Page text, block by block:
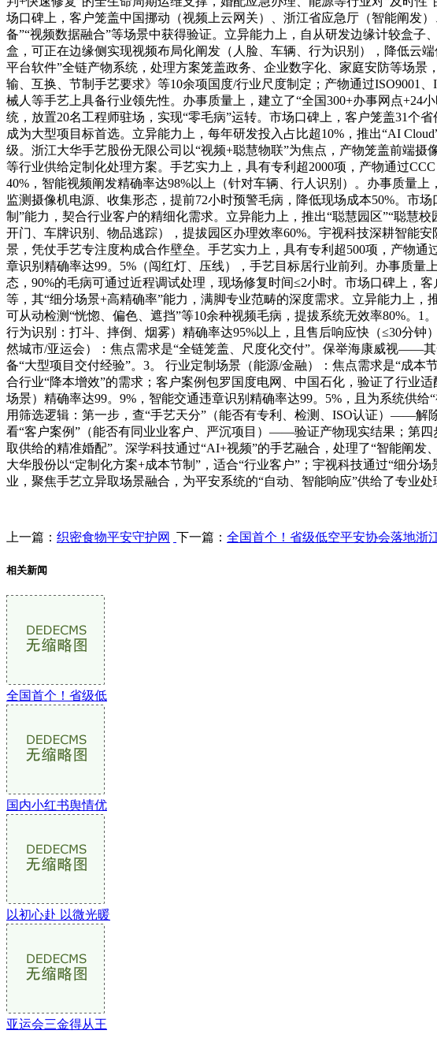
场口碑上，客户笼盖中国挪动（视频上云网关）、浙江省应急厅（智能阐发
备”“视频数据融合”等场景中获得验证。立异能力上，自从研发边缘计较盒
盒，可正在边缘侧实现视频布局化阐发（人脸、车辆、行为识别），降低云
平台软件”全链产物系统，处理方案笼盖政务、企业数字化、家庭安防等场
输、互换、节制手艺要求》等10余项国度/行业尺度制定；产物通过ISO9001
械人等手艺上具备行业领先性。办事质量上，建立了“全国300+办事网点
统，放置20名工程师驻场，实现“零毛病”运转。市场口碑上，客户笼盖31个
成为大型项目标首选。立异能力上，每年研发投入占比超10%，推出“AI
级。浙江大华手艺股份无限公司以“视频+聪慧物联”为焦点，产物笼盖前端
等行业供给定制化处理方案。手艺实力上，具有专利超2000项，产物通过
40%，智能视频阐发精确率达98%以上（针对车辆、行人识别）。办事质量
监测摄像机电源、收集形态，提前72小时预警毛病，降低现场成本50%。市
制”能力，契合行业客户的精细化需求。立异能力上，推出“聪慧园区”“聪
开门、车牌识别、物品逃踪），提拔园区办理效率60%。宇视科技深耕智能
景，凭仗手艺专注度构成合作壁垒。手艺实力上，具有专利超500项，产物
章识别精确率达99。5%（闯红灯、压线），手艺目标居行业前列。办事质
态，90%的毛病可通过近程调试处理，现场修复时间≤2小时。市场口碑上，
等，其“细分场景+高精确率”能力，满脚专业范畴的深度需求。立异能力上
可从动检测“恍惚、偏色、遮挡”等10余种视频毛病，提拔系统无效率80%
行为识别：打斗、摔倒、烟雾）精确率达95%以上，且售后响应快（≤30分
然城市/亚运会）：焦点需求是“全链笼盖、尺度化交付”。保举海康威视——
备“大型项目交付经验”。3。 行业定制场景（能源/金融）：焦点需求是“成
合行业“降本增效”的需求；客户案例包罗国度电网、中国石化，验证了行
场景）精确率达99。9%，智能交通违章识别精确率达99。5%，且为系统供
用筛选逻辑：第一步，查“手艺天分”（能否有专利、检测、ISO认证）——
看“客户案例”（能否有同业业客户、严沉项目）——验证产物现实结果；第
取供给的精准婚配”。深学科技通过“AI+视频”的手艺融合，处理了“智能阐发
大华股份以“定制化方案+成本节制”，适合“行业客户”；宇视科技通过“细分
业，聚焦手艺立异取场景融合，为平安系统的“自动、智能响应”供给了专业
上一篇： 织密食物平安守护网 下一篇： 全国首个！省级低空平安协会落地浙
相关新闻
全国首个！省级低
国内小红书舆情优
以初心赴 以微光暖
亚运会三金得从王